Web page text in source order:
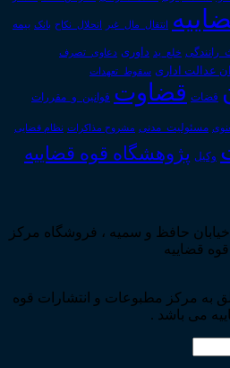
انتقال_مال_غیر انحلال_نکاح بانک بیمه
خلع_ید داوری دعاوی_تصرف
عدالت اداری سقوط_تعهدات
قضات قضاوت قوانین_و_مقررات
مسئولیت_مدنی مشروح مذاکرات نظام قضایی
وکیل پژوهشگاه قوه قضاییه
حافظ و سمیه ، فروشگاه مرکز
قضاییه
به مرکز مطبوعات و انتشارات قوه
می باشد .